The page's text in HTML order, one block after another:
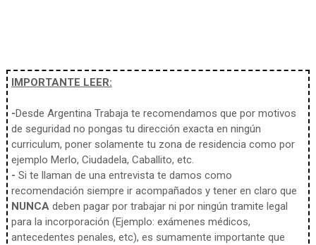
IMPORTANTE LEER:
-Desde Argentina Trabaja te recomendamos que por motivos
de seguridad no pongas tu dirección exacta en ningún
curriculum, poner solamente tu zona de residencia como por
ejemplo Merlo, Ciudadela, Caballito, etc.
- Si te llaman de una entrevista te damos como
recomendación siempre ir acompañados y tener en claro que
NUNCAdeben pagar por trabajar ni por ningún tramite legal
para la incorporación (Ejemplo: exámenes médicos,
antecedentes penales, etc), es sumamente importante que